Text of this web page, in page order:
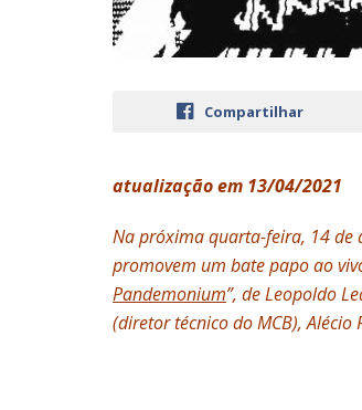
Compartilhar
atualização em 13/04/2021
Na próxima quarta-feira, 14 de
promovem um bate papo ao
Pandemonium”, de Leopoldo
(diretor técnico do MCB), Alécio